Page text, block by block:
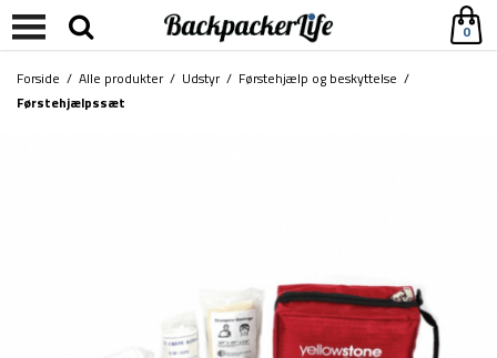
0
Forside / Alle produkter/ Udstyr/ Førstehjælp og beskyttelse /
Førstehjælpssæt